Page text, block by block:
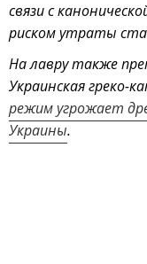
связи с
риском утраты
На лавру также
Украинская греко-
режим угрожает
Украины.